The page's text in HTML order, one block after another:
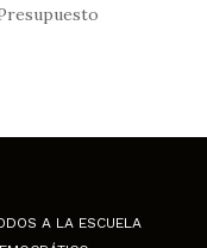
A LA ESCUELA